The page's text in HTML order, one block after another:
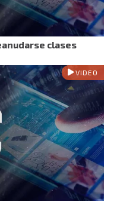
clases
VIDEO